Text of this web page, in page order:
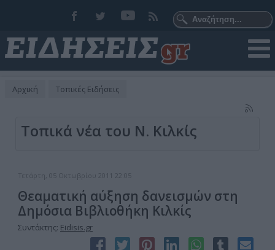
Αρχική Τοπικές Ειδήσεις
Τοπικά νέα του Ν. Κιλκίς
Τετάρτη, 05 Οκτωβρίου 2011 22:05
Θεαματική αύξηση δανεισμών στη
Δημόσια Βιβλιοθήκη Κιλκίς
Συντάκτης: Eidisis.gr